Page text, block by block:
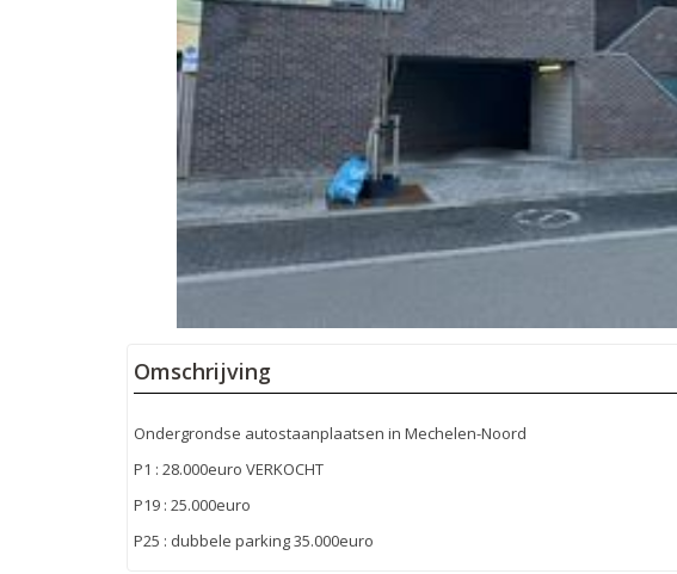
Omschrijving
Ondergrondse autostaanplaatsen in Mechelen-Noord
P1 : 28.000euro VERKOCHT
P19 : 25.000euro
P25 : dubbele parking 35.000euro